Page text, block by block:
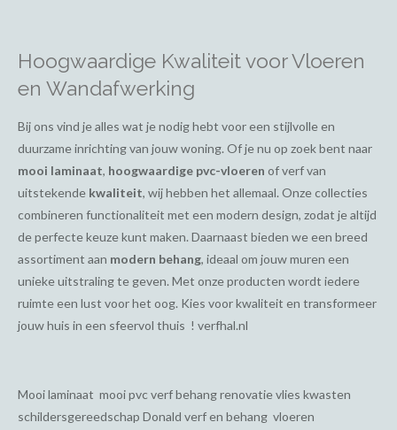
Hoogwaardige Kwaliteit voor Vloeren
en Wandafwerking
Bij ons vind je alles wat je nodig hebt voor een stijlvolle en
duurzame inrichting van jouw woning. Of je nu op zoek bent naar
mooi laminaat, hoogwaardige pvc-vloeren of verf van
uitstekende kwaliteit, wij hebben het allemaal. Onze collecties
combineren functionaliteit met een modern design, zodat je altijd
de perfecte keuze kunt maken. Daarnaast bieden we een breed
assortiment aan modern behang, ideaal om jouw muren een
unieke uitstraling te geven. Met onze producten wordt iedere
ruimte een lust voor het oog. Kies voor kwaliteit en transformeer
jouw huis in een sfeervol thuis ! verfhal.nl
Mooi laminaat mooi pvc verf behang renovatie vlies kwasten
schildersgereedschap Donald verf en behang vloeren